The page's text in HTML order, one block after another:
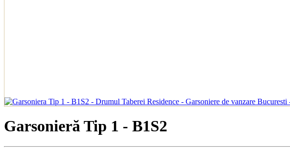
Garsonieră Tip 1 - B1S2